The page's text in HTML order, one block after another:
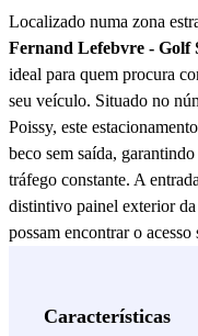
Localizado numa zona
Fernand Lefebvre - Golf
ideal para quem procura
seu veículo. Situado no
Poissy, este
beco sem saída,
tráfego constante. A
distintivo painel exterior
possam encontrar o
proximidade a pontos de
Características